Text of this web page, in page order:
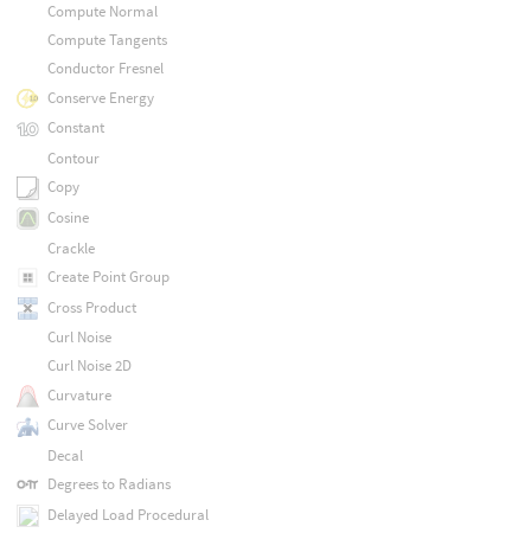
Compute Normal
Compute Tangents
Conductor Fresnel
Conserve Energy
Constant
Contour
Copy
Cosine
Crackle
Create Point Group
Cross Product
Curl Noise
Curl Noise 2D
Curvature
Curve Solver
Decal
Degrees to Radians
Delayed Load Procedural